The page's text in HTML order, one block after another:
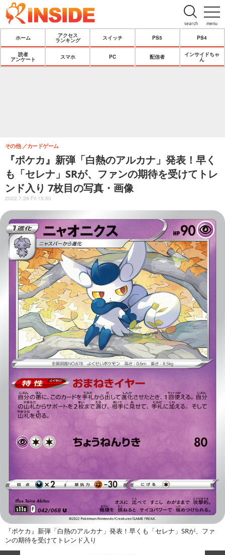
menu
search
ホーム
アクセス
ランキング
スイッチ PS5 PS4
読者
アンケート
スマホ PC 配信者
インサイドちゃ
ん
『ポケカ』新弾「白熱のアルカナ」発表！早く
も「セレナ」SRが、ファンの期待を受けてトレ
ンド入り 7枚目の写真・画像
その他 カードゲーム
2022.7.29 Fri 15:50
『ポケカ』新弾「白熱のアルカナ」発表！早くも「セレナ」SRが、ファ
ンの期待を受けてトレンド入り